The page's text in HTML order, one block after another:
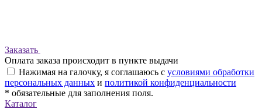
Заказать
Оплата заказа происходит в пункте выдачи
Нажимая на галочку, я соглашаюсь с условиями обработки
персональных данных и политикой конфиденциальности
* обязательные для заполнения поля.
Каталог